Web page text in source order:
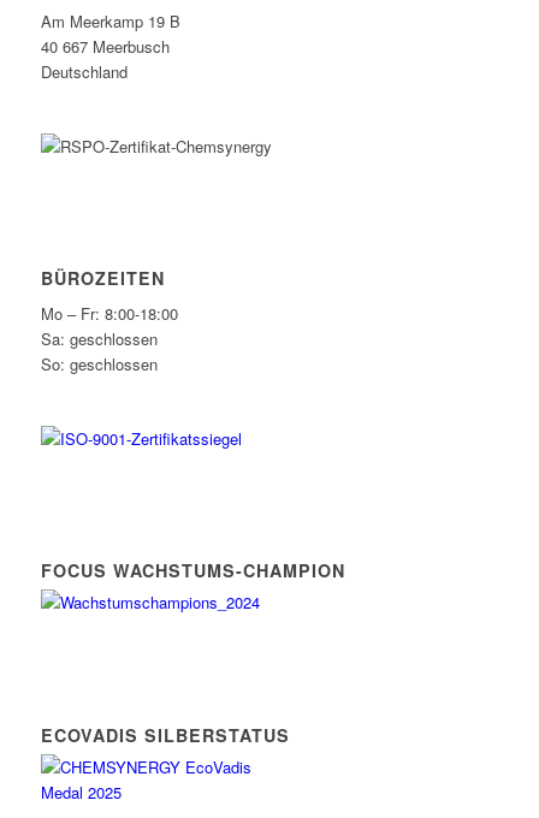
Am Meerkamp 19 B
40 667 Meerbusch
Deutschland
BÜROZEITEN
Mo – Fr: 8:00-18:00
Sa: geschlossen
So: geschlossen
FOCUS WACHSTUMS-CHAMPION
ECOVADIS SILBERSTATUS